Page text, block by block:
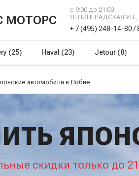
МОТОРС
с 9:00 до 21:00
ЛЕНИНГРАДСКАЯ
+ 7 (495) 248-14-80 /
(25) Haval (23) Jetour (8)
автомобили в Лобне
скидки только до 21